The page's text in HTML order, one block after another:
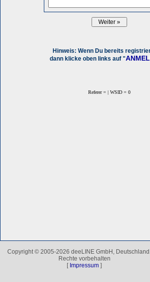
Hinweis: Wenn Du bereits
dann klicke oben links auf "
Referer = | WSID = 0
Copyright © 2005-2026 deeLINE GmbH,
Rechte vorbehalten
[ Impressum ]